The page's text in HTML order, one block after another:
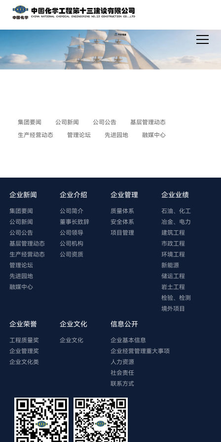
集团要闻 公司新闻 公司公告
基层管理动态
生产经营动态
管理论坛 先进园地 融媒中心
企业新闻
集团要闻
公司新闻
公司公告
基层管理动态
生产经营动态
管理论坛
先进园地
融媒中心
企业介绍
公司简介
董事长致辞
公司领导
公司机构
公司资质
企业管理
质量体系
安全体系
项目管理
企业业绩
石油、化工
冶金、电力
建筑工程
市政工程
环境工程
新能源
储运工程
岩土工程
检验、检测
境外项目
企业荣誉
工程质量奖
企业管理奖
企业文化类
企业文化
企业文化
信息公开
企业基本信息
企业经营管理重大事项
人力资源
社会责任
联系方式